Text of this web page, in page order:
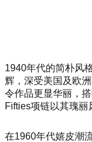
1940年代的简朴风
辉，深受美国及欧
令作品更显华丽，
Fifties项链以其瑰丽
在1960年代嬉皮潮